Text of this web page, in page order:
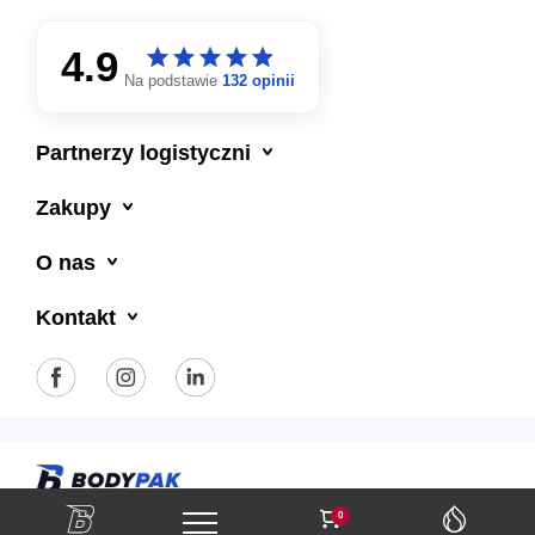
0
4.9 starstarstarstarstar
starstarstarstarstar
Na podstawie 132 opinii
Partnerzy logistyczni
Zakupy
O nas
Kontakt
Polityka prywatności Regulamin sklepu